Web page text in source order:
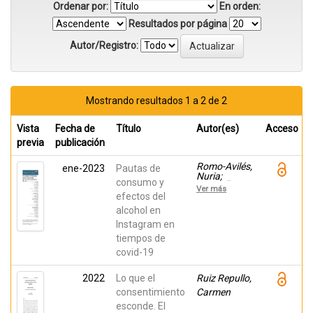
Ordenar por:
En orden:
Resultados por página
Autor/Registro:
Mostrando resultados 1 a 2 de 2
Vista
previa
Fecha de
publicación
Título Autor(es) Acceso
ene-2023
Pautas de
consumo y
efectos del
alcohol en
Instagram en
tiempos de
covid-19
Romo-Avilés,
Nuria;
TARRIÑO
CONCEJERO,
Carmen;
Sánchez-
González,
Penélope;
Ver más
2022
Lo que el
consentimiento
esconde. El
Ruiz Repullo,
Carmen